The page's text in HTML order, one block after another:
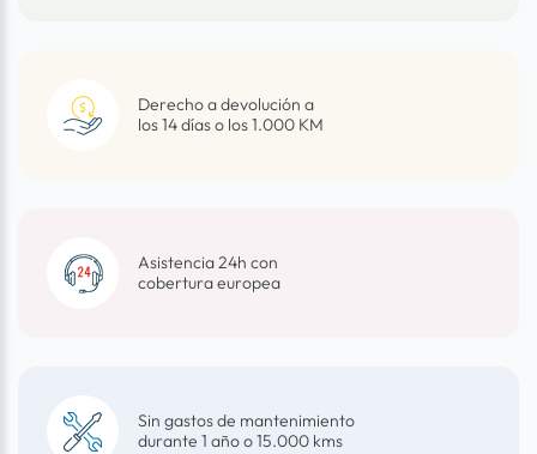
Derecho a devolución a
los 14 días o los 1.000 KM
Asistencia 24h con
cobertura europea
Sin gastos de mantenimiento
durante 1 año o 15.000 kms